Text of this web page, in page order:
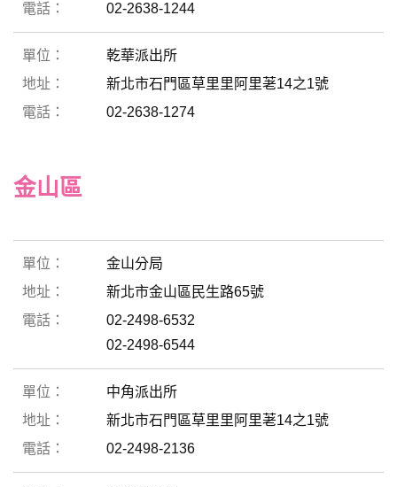
02-2638-1244
乾華派出所
新北市石門區草里里阿里荖14之1號
02-2638-1274
金山區
金山分局
新北市金山區民生路65號
02-2498-6532
02-2498-6544
中角派出所
新北市石門區草里里阿里荖14之1號
02-2498-2136